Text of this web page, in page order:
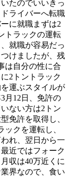
たのでいいきっ
ライバーへ転職
に就職まずは2
トラックの運転
就職が容易だっ
けましたが、残
は自分の性に合
2トントラック
運ぶスタイルが
月12日、免許の
ない方は2トン
免許を取得し、
クを運転し、
れ、翌日から一
近ではフォーク
収は40万近くに
界なので、食い